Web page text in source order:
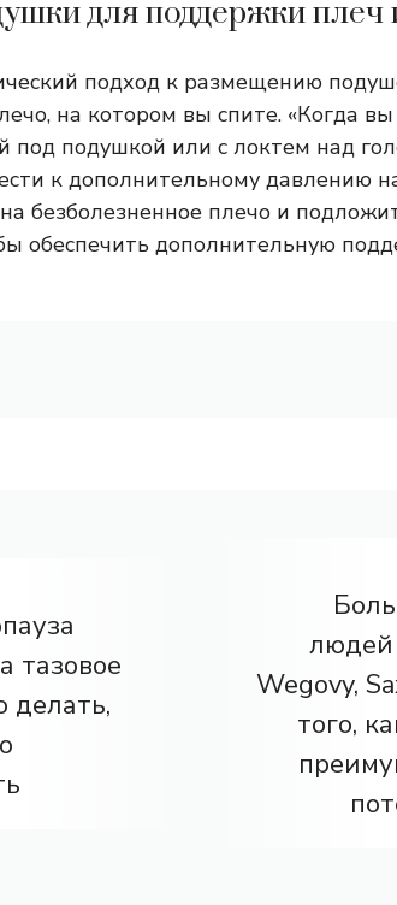
для поддержки плеч
подход к размещению
на котором вы спите. «Когда вы
под подушкой или с локтем над
к дополнительному давлению
безболезненное плечо и
обеспечить дополнительную
тазовое
делать,
людей
Wegovy,
того,